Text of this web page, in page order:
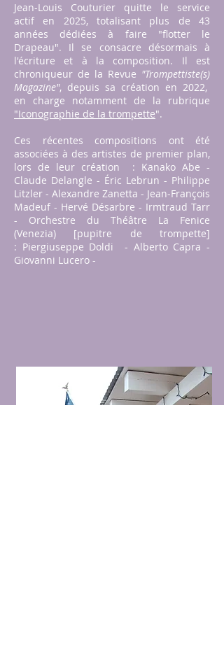
Jean-Louis Couturier quitte le service
actif en 2025, totalisant plus de 43
années dédiées à faire "flotter le
Drapeau". Il se consacre désormais à
l'écriture et à la composition. Il est
chroniqueur de la Revue "Trompettiste(s)
Magazine", depuis sa création en 2022,
en charge notamment de la rubrique
"Iconographie de la trompette".
Ces récentes compositions ont été
associées à des artistes de premier plan,
lors de leur création : Kanako Abe -
Claude Delangle - Éric Lebrun - Philippe
Litzler - Alexandre Zanetta - Jean-François
Madeuf - Hervé Désarbre - Irmtraud Tarr
- Orchestre du Théâtre La Fenice
(Venezia) [pupitre de trompette]
: Piergiuseppe Doldi - Alberto Capra -
Giovanni Lucero -